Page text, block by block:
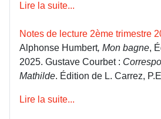
Lire la suite...
Notes de lecture 2ème trimestre
Alphonse Humbert, Mon bagne,
2025. Gustave Courbet :
Mathilde. Édition de L. Carrez,
Lire la suite...